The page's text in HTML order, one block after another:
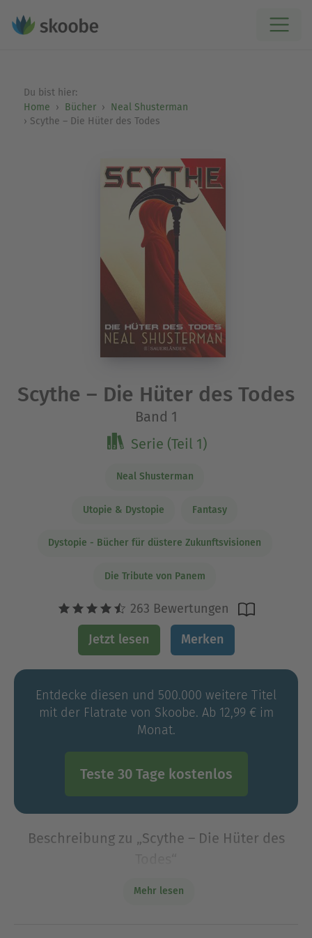
Du bist hier:
Home
Bücher
Neal Shusterman
Scythe – Die Hüter des Todes
Scythe – Die Hüter des Todes
Band 1
Serie (Teil 1)
Neal Shusterman
Utopie & Dystopie Fantasy
Dystopie - Bücher für düstere Zukunftsvisionen
Die Tribute von Panem
263 Bewertungen
Jetzt lesen Merken
Entdecke diesen und 500.000 weitere Titel
mit der Flatrate von Skoobe. Ab 12,99 € im
Monat.
Teste 30 Tage kostenlos
Beschreibung zu „Scythe – Die Hüter des
Unsterblichkeit, Wohlstand, unendliches
Mehr lesen